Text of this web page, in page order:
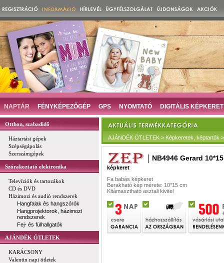
NAPTÁR FÉNYKÉPEZŐGÉP GPS NYOMTATÓ DIGITÁLIS KÉPKERET
Otthon, szabadidő
Háztartási gépek
Szépségápolás
Szerszámgépek
Szórakoztató elektronika
Televíziók és tartozákok
CD és DVD
Házimozi és audió rendszerek
Hangfalak és hangszórók
Hangprojektorok, házimozi
rendszerek
Fej- és fülhallgatók
AJÁNDÉK ÖTLETEK
KARÁCSONY
Valentin napi ötletek
AJÁNDÉK ÖTLETEK » Képkeretek, képtartók
NB4946 Gerard 10*15
képkeret
Fa babás képkeret
Berakható kép mérete: 10*15 cm
Kitámasztható asztali kivitel